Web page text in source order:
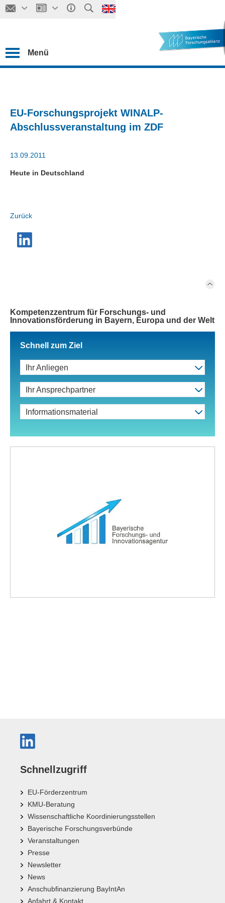
Menü
EU-Forschungsprojekt WINALP-
Abschlussveranstaltung im ZDF
13.09.2011
Heute in Deutschland
Zurück
Kompetenzzentrum für Forschungs- und
Innovationsförderung in Bayern, Europa und der Welt
Schnell zum Ziel
Ihr Anliegen
Ihr Ansprechpartner
Informationsmaterial
Schnellzugriff
EU-Förderzentrum
KMU-Beratung
Wissenschaftliche Koordinierungsstellen
Bayerische Forschungsverbünde
Veranstaltungen
Presse
Newsletter
News
Anschubfinanzierung BayIntAn
Anfahrt & Kontakt